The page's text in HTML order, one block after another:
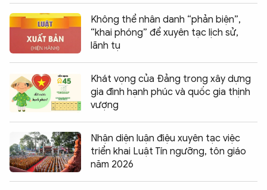
Không thể nhân danh “phản biện”,
“khai phóng” để xuyên tạc lịch sử,
lãnh tụ
Khát vọng của Đảng trong xây dựng
gia đình hạnh phúc và quốc gia thịnh
vượng
Nhận diện luận điệu xuyên tạc việc
triển khai Luật Tín ngưỡng, tôn giáo
năm 2026